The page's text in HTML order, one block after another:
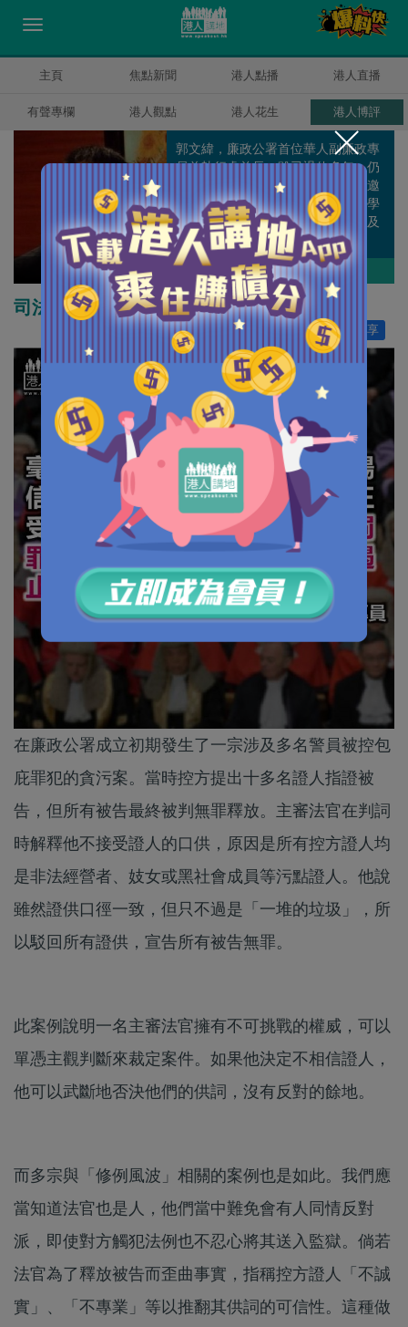
主頁 焦點新聞 港人點播 港人直播
有聲專欄 港人觀點 港人花生 港人博評
郭文緯
郭文緯，廉政公署首位華人副廉政專
員兼執行處首長，雖已退休多年，仍
積極參與全球的反貪工作，多次獲邀
到外國分享反貪經驗，亦是香港大學
專業進修學院國際反貪課程的主任及
客座教授。
作者其他博評
司法獨立絕不等同司法獨裁
分享
553
在廉政公署成立初期發生了一宗涉及多名警員被控包
庇罪犯的貪污案。當時控方提出十多名證人指證被
告，但所有被告最終被判無罪釋放。主審法官在判詞
時解釋他不接受證人的口供，原因是所有控方證人均
是非法經營者、妓女或黑社會成員等污點證人。他說
雖然證供口徑一致，但只不過是「一堆的垃圾」，所
以駁回所有證供，宣告所有被告無罪。
此案例說明一名主審法官擁有不可挑戰的權威，可以
單憑主觀判斷來裁定案件。如果他決定不相信證人，
他可以武斷地否決他們的供詞，沒有反對的餘地。
而多宗與「修例風波」相關的案例也是如此。我們應
當知道法官也是人，他們當中難免會有人同情反對
派，即使對方觸犯法例也不忍心將其送入監獄。倘若
法官為了釋放被告而歪曲事實，指稱控方證人「不誠
實」、「不專業」等以推翻其供詞的可信性。這種做